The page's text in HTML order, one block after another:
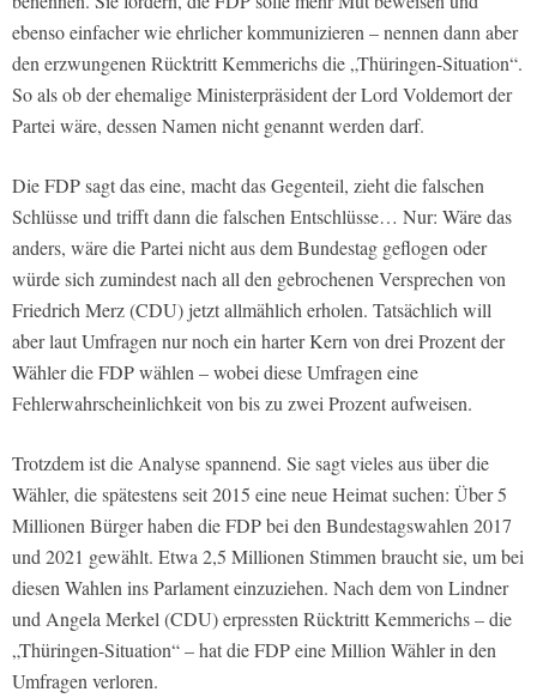
ebenso einfacher wie ehrlicher kommunizieren – nennen dann aber
den erzwungenen Rücktritt Kemmerichs die „Thüringen-Situation“.
So als ob der ehemalige Ministerpräsident der Lord Voldemort der
Partei wäre, dessen Namen nicht genannt werden darf.
Die FDP sagt das eine, macht das Gegenteil, zieht die falschen
Schlüsse und trifft dann die falschen Entschlüsse… Nur: Wäre das
anders, wäre die Partei nicht aus dem Bundestag geflogen oder
würde sich zumindest nach all den gebrochenen Versprechen von
Friedrich Merz (CDU) jetzt allmählich erholen. Tatsächlich will
aber laut Umfragen nur noch ein harter Kern von drei Prozent der
Wähler die FDP wählen – wobei diese Umfragen eine
Fehlerwahrscheinlichkeit von bis zu zwei Prozent aufweisen.
Trotzdem ist die Analyse spannend. Sie sagt vieles aus über die
Wähler, die spätestens seit 2015 eine neue Heimat suchen: Über 5
Millionen Bürger haben die FDP bei den Bundestagswahlen 2017
und 2021 gewählt. Etwa 2,5 Millionen Stimmen braucht sie, um bei
diesen Wahlen ins Parlament einzuziehen. Nach dem von Lindner
und Angela Merkel (CDU) erpressten Rücktritt Kemmerichs – die
„Thüringen-Situation“ – hat die FDP eine Million Wähler in den
Umfragen verloren.